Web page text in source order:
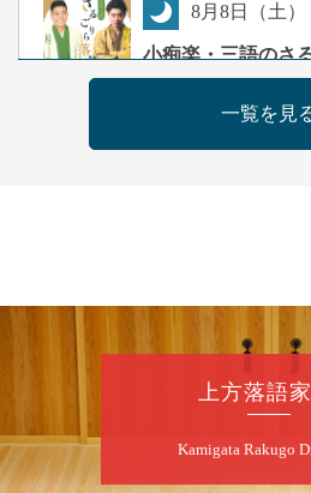
8月8日（土）
小痴楽・三語のさ
開演：午後6時（5時
前売3,500円 当日
第98回 桂慶枝の
スペシャル～
桂慶枝「KCストーリ
僧」／桂三実「ワン
開演：午前10時（9
定 2F全席自由
一覧を見
上方落語
Kamigata Rakugo